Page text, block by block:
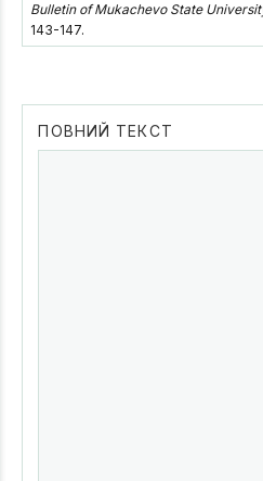
Bulletin of Mukachevo State
143-147.
ПОВНИЙ ТЕКСТ